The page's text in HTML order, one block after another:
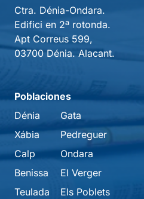
Ctra. Dénia-Ondara.
Edifici en 2ª rotonda.
Apt Correus 599,
03700 Dénia. Alacant.
Poblaciones
Dénia
Xábia
Calp
Benissa
Teulada
Gata
Pedreguer
Ondara
El Verger
Els Poblets